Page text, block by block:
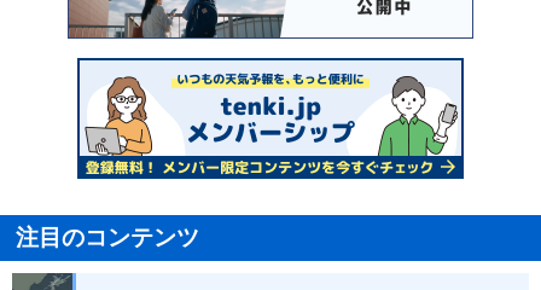
注目のコンテンツ